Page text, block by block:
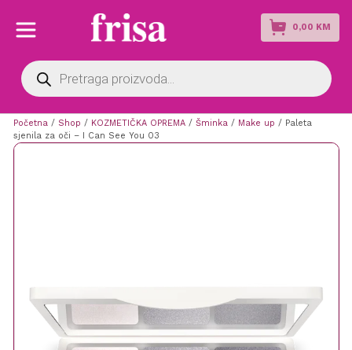
0,00 KM
Products
search
Početna / Shop / KOZMETIČKA OPREMA/ Šminka / Make up / Paleta
sjenila za oči – I Can See You 03